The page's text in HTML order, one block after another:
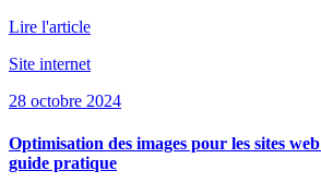
Lire l'article
Site internet
28 octobre 2024
Optimisation des images pour les sites
guide pratique